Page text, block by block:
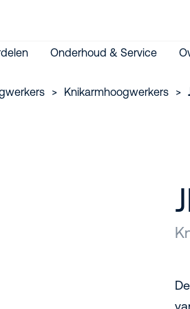
Onderhoud & Service
> Knikarmhoogwerkers >